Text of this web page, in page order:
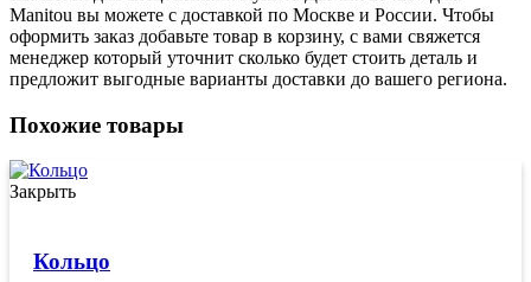
Manitou вы можете с доставкой по Москве и России. Чтобы
оформить заказ добавьте товар в корзину, с вами свяжется
менеджер который уточнит сколько будет стоить деталь и
предложит выгодные варианты доставки до вашего региона.
Похожие товары
Закрыть
Кольцо